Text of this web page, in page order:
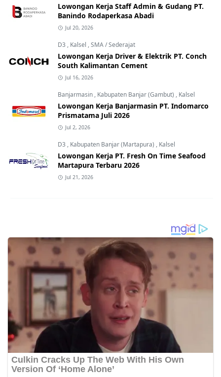
Lowongan Kerja Staff Admin & Gudang PT.
Banindo Rodaperkasa Abadi
Jul 20, 2026
D3 , Kalsel ,SMA / Sederajat
Lowongan Kerja Driver & Elektrik PT. Conch
South Kalimantan Cement
Jul 16, 2026
Banjarmasin , Kabupaten Banjar (Gambut) , Kalsel
Lowongan Kerja Banjarmasin PT. Indomarco
Prismatama Juli 2026
Jul 2, 2026
D3 , Kabupaten Banjar (Martapura) , Kalsel
Lowongan Kerja PT. Fresh On Time Seafood
Martapura Terbaru 2026
Jul 21, 2026